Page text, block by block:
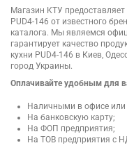
Магазин КТУ
PUD4-146 от известного
каталога. Мы являемся
гарантирует качество
кухни PUD4-146 в Киев,
город Украины.
Оплачивайте удобным для
Наличными в офисе
На банковскую карту;
На ФОП предприятия;
На ТОВ предприятия с